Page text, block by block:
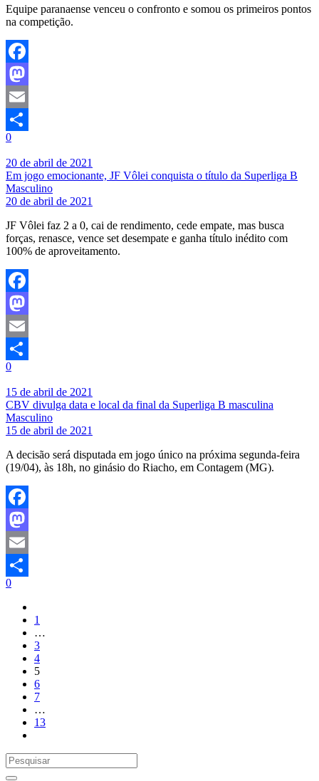
Equipe paranaense venceu o confronto e somou os primeiros pontos
na competição.
Facebook
Mastodon
Email
Share
0
20 de abril de 2021
Em jogo emocionante, JF Vôlei conquista o título da Superliga B
Masculino
20 de abril de 2021
JF Vôlei faz 2 a 0, cai de rendimento, cede empate, mas busca
forças, renasce, vence set desempate e ganha título inédito com
100% de aproveitamento.
Facebook
Mastodon
Email
Share
0
15 de abril de 2021
CBV divulga data e local da final da Superliga B masculina
Masculino
15 de abril de 2021
A decisão será disputada em jogo único na próxima segunda-feira
(19/04), às 18h, no ginásio do Riacho, em Contagem (MG).
Facebook
Mastodon
Email
Share
0
1
…
3
4
5
6
7
…
13